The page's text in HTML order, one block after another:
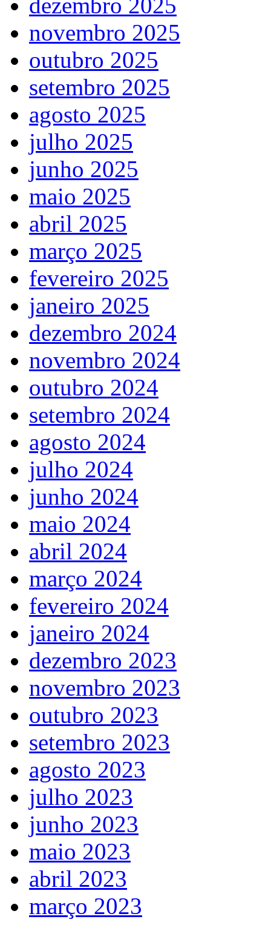
novembro 2025
outubro 2025
setembro 2025
agosto 2025
julho 2025
junho 2025
maio 2025
abril 2025
março 2025
fevereiro 2025
janeiro 2025
dezembro 2024
novembro 2024
outubro 2024
setembro 2024
agosto 2024
julho 2024
junho 2024
maio 2024
abril 2024
março 2024
fevereiro 2024
janeiro 2024
dezembro 2023
novembro 2023
outubro 2023
setembro 2023
agosto 2023
julho 2023
junho 2023
maio 2023
abril 2023
março 2023